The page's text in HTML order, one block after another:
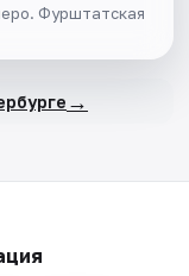
Фурштатская
→